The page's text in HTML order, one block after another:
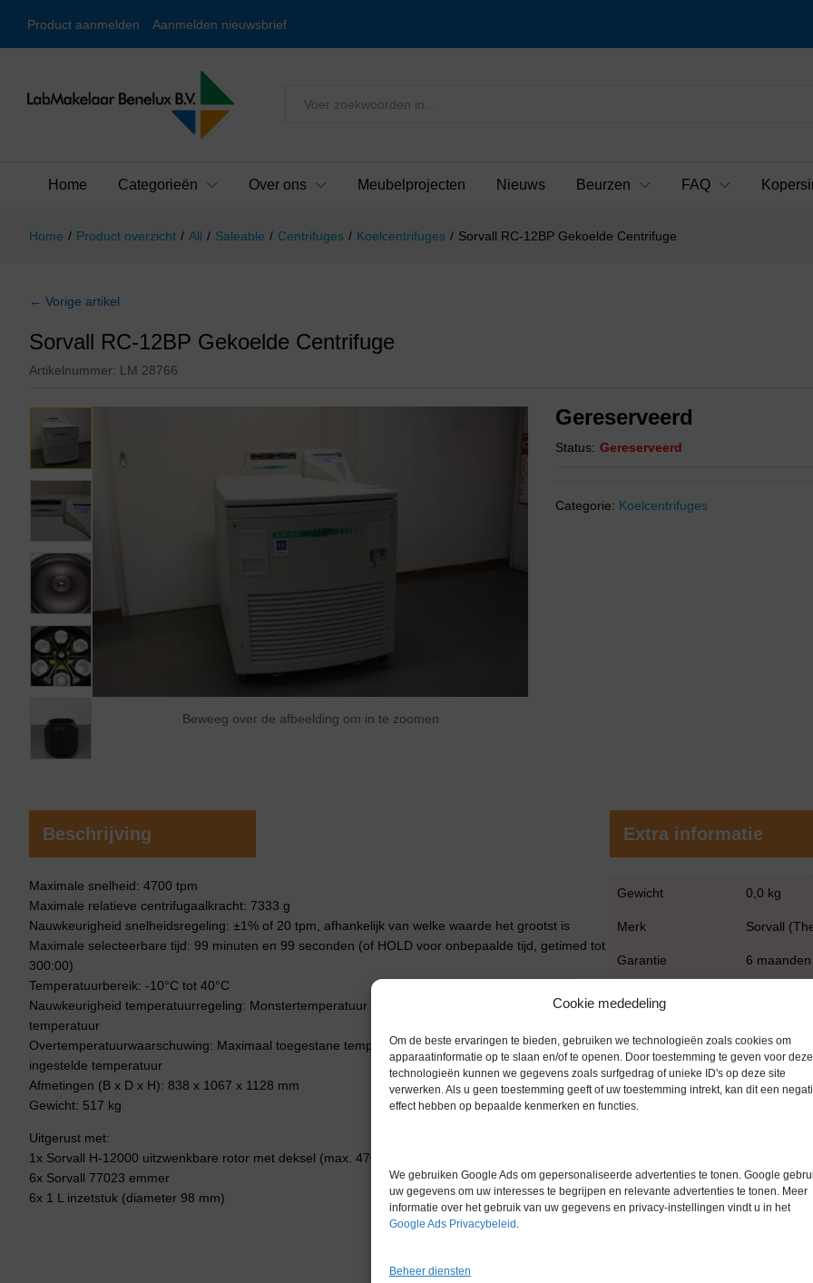
Cookie mededeling
Om de beste ervaringen te bieden, gebruiken we technologieën zoals cookies om
apparaatinformatie op te slaan en/of te openen. Door toestemming te geven voor deze
technologieën kunnen we gegevens zoals surfgedrag of unieke ID's op deze site
verwerken. Als u geen toestemming geeft of uw toestemming intrekt, kan dit een
effect hebben op bepaalde kenmerken en functies.
We gebruiken Google Ads om gepersonaliseerde advertenties te tonen. Google
uw gegevens om uw interesses te begrijpen en relevante advertenties te tonen. Meer
informatie over het gebruik van uw gegevens en privacy-instellingen vindt u in het
Google Ads Privacybeleid .
Beheer diensten
Product aanmelden Aanmelden nieuwsbrief
Alles
Home Categorieën Over ons Meubelprojecten Nieuws Beurzen FAQ
Home / Product overzicht / All / Saleable / Centrifuges / Koelcentrifuges / Sorvall RC-12BP Gekoelde Centrifuge
← Vorige artikel
Sorvall RC-12BP Gekoelde Centrifuge
Artikelnummer: LM 28766
Beweeg over de afbeelding om in te zoomen
Gereserveerd
Status: Gereserveerd
Categorie: Koelcentrifuges
Beschrijving
Maximale snelheid: 4700 tpm
Maximale relatieve centrifugaalkracht: 7333 g
Nauwkeurigheid snelheidsregeling: ±1% of 20 tpm, afhankelijk van welke waarde het grootst is
Maximale selecteerbare tijd: 99 minuten en 99 seconden (of HOLD voor onbepaalde tijd, getimed tot
300:00)
Temperatuurbereik: -10°C tot 40°C
Nauwkeurigheid temperatuurregeling: Monstertemperatuur geregeld binnen 2°C van de ingestelde
temperatuur
Overtemperatuurwaarschuwing: Maximaal toegestane temperatuur instelbaar binnen 2°C van de
ingestelde temperatuur
Afmetingen (B x D x H): 838 x 1067 x 1128 mm
Gewicht: 517 kg
Uitgerust met:
1x Sorvall H-12000 uitzwenkbare rotor met deksel (max. 4700 tpm)
6x Sorvall 77023 emmer
6x 1 L inzetstuk (diameter 98 mm)
Extra informatie
Gewicht 0,0 kg
Merk Sorvall
Garantie 6 maanden
Gebruikt